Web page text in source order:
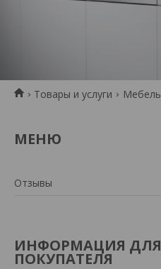
Товары и услуги Мебель
Отзывы
ИНФОРМАЦИЯ ДЛЯ
ПОКУПАТЕЛЯ